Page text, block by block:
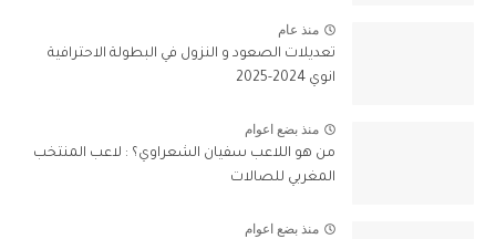
منذ عام
تعديلات الصعود و النزول في البطولة الاحترافية
انوي 2024-2025
منذ بضع اعوام
من هو اللاعب سفيان الشعراوي؟ : لاعب المنتخب
المغربي للصالات
منذ بضع اعوام